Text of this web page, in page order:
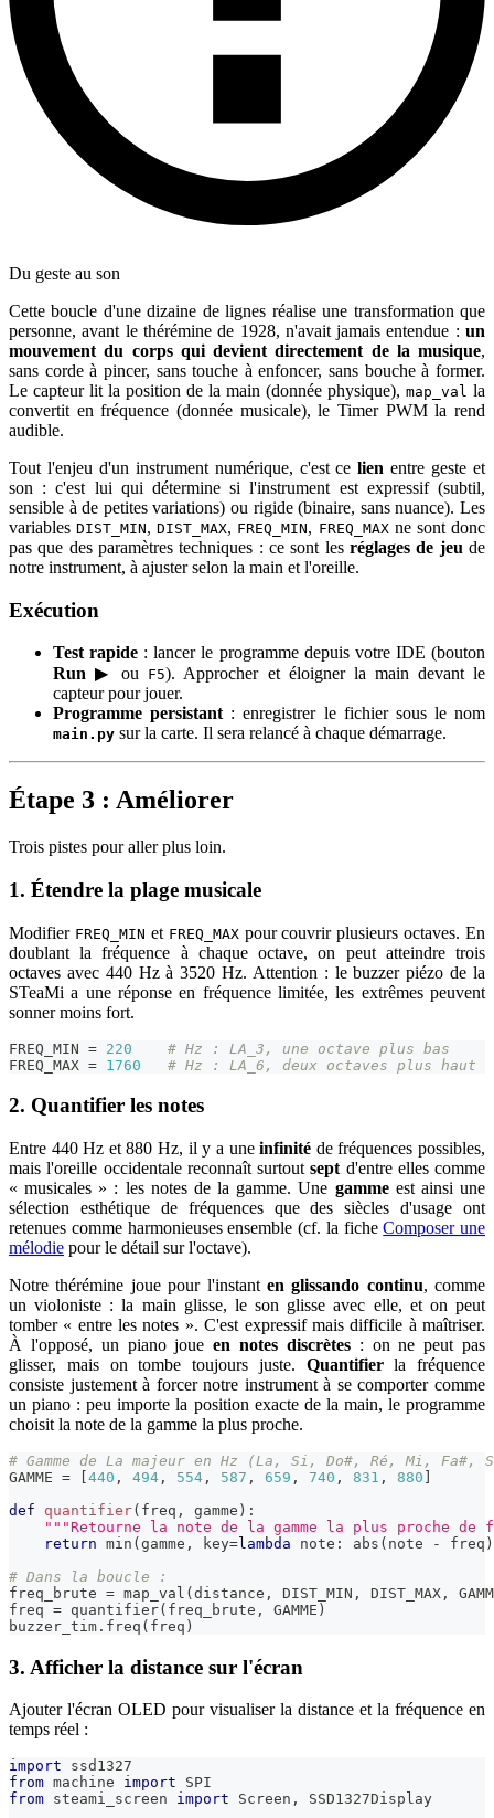
Du geste au son
Cette boucle d'une dizaine de lignes réalise une transformation que
personne, avant le thérémine de 1928, n'avait jamais entendue : un
mouvement du corps qui devient directement de la musique,
sans corde à pincer, sans touche à enfoncer, sans bouche à former.
Le capteur lit la position de la main (donnée physique), map_val la
convertit en fréquence (donnée musicale), le Timer PWM la rend
audible.
Tout l'enjeu d'un instrument numérique, c'est celien entre geste et
son : c'est lui qui détermine si l'instrument est expressif (subtil,
sensible à de petites variations) ou rigide (binaire, sans nuance). Les
variablesDIST_MIN,DIST_MAX, FREQ_MIN, FREQ_MAXne sont donc
pas que des paramètres techniques : ce sont les réglages de jeu de
notre instrument, à ajuster selon la main et l'oreille.
Exécution
Test rapide : lancer le programme depuis votre IDE (bouton
Run ▶ ou F5). Approcher et éloigner la main devant le
capteur pour jouer.
Programme persistant : enregistrer le fichier sous le nom
main.py sur la carte. Il sera relancé à chaque démarrage.
Étape 3 : Améliorer
Trois pistes pour aller plus loin.
1. Étendre la plage musicale
Modifier FREQ_MIN et FREQ_MAXpour couvrir plusieurs octaves. En
doublant la fréquence à chaque octave, on peut atteindre trois
octaves avec 440 Hz à 3520 Hz. Attention : le buzzer piézo de la
STeaMi a une réponse en fréquence limitée, les extrêmes peuvent
sonner moins fort.
FREQ_MIN = 220
# Hz : LA_3, une octave plus bas
FREQ_MAX = 1760 # Hz : LA_6, deux octaves plus haut
2. Quantifier les notes
Entre 440 Hz et 880 Hz, il y a uneinfinité de fréquences possibles,
mais l'oreille occidentale reconnaît surtoutsept d'entre elles comme
« musicales » : les notes de la gamme. Une gammeest ainsi une
sélection esthétique de fréquences que des siècles d'usage ont
retenues comme harmonieuses ensemble (cf. la ficheComposer une
mélodie pour le détail sur l'octave).
Notre thérémine joue pour l'instant en glissando continu, comme
un violoniste : la main glisse, le son glisse avec elle, et on peut
tomber « entre les notes ». C'est expressif mais difficile à maîtriser.
À l'opposé, un piano joueen notes discrètes: on ne peut pas
glisser, mais on tombe toujours juste. Quantifierla fréquence
consiste justement à forcer notre instrument à se comporter comme
un piano : peu importe la position exacte de la main, le programme
choisit la note de la gamme la plus proche.
# Gamme de La majeur en Hz (La, Si, Do#, Ré, Mi, Fa#,
GAMME = 440 , 494 , 554 , 587 , 659 , 740 , 831 , 880
def
quantifier( freq , gamme ) :
"""Retourne la note de la gamme la plus proche de
return min ( gamme , key=lambda note : abs ( note - freq )
# Dans la boucle :
freq_brute = map_val ( distance , DIST_MIN , DIST_MAX ,
freq = quantifier( freq_brute , GAMME )
buzzer_tim . freq ( freq )
3. Afficher la distance sur l'écran
Ajouter l'écran OLED pour visualiser la distance et la fréquence en
temps réel :
import ssd1327
from machine import SPI
from steami_screen import Screen ,
SSD1327Display